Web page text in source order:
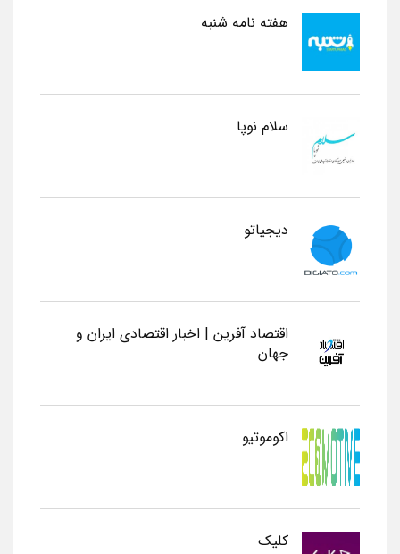
هفته نامه شنبه
سلام نوپا
دیجیاتو
اقتصاد آفرین | اخبار اقتصادی ایران و
جهان
اکوموتیو
کلیک